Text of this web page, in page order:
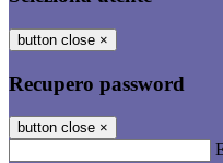
button close ×
Recupero password
button close ×